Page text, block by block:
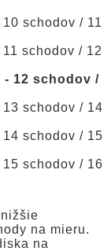
schodov / 11
schodov / 12
- 12 schodov /
schodov / 14
schodov / 15
schodov / 16
na mieru.
na